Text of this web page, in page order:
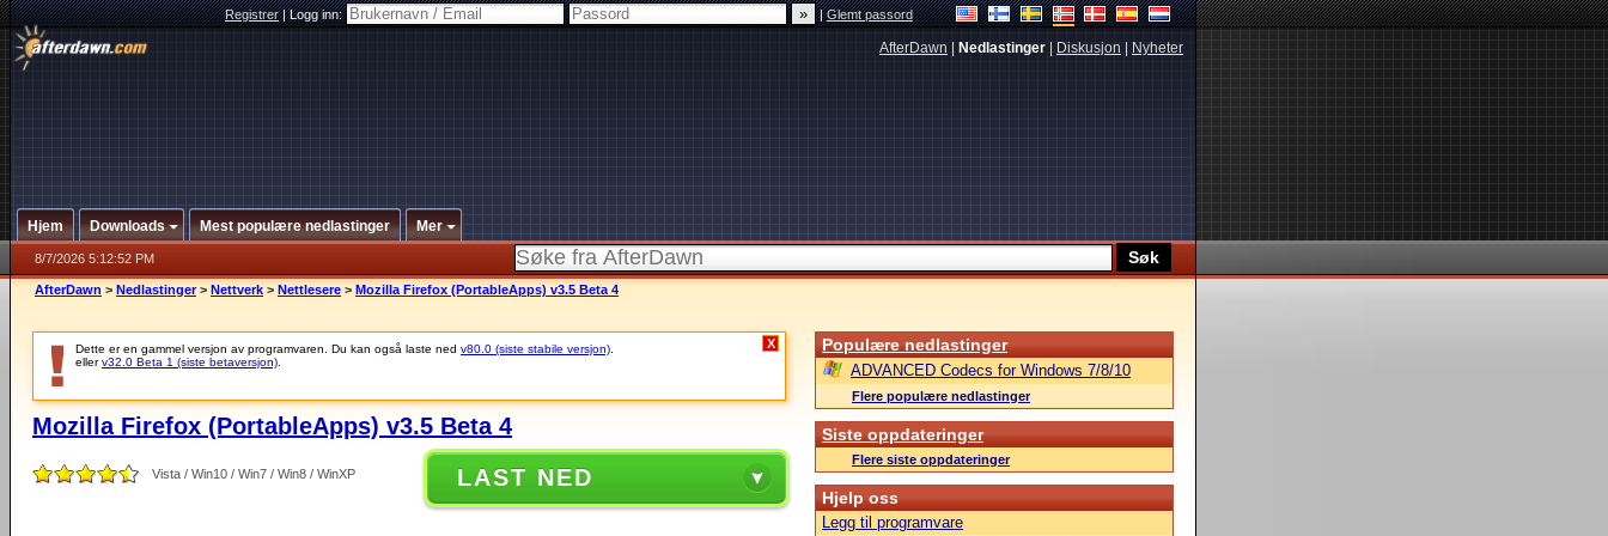
Registrer|Logg inn: |Glemt passord
AfterDawn Nedlastinger Diskusjon Nyheter
Hjem Downloads Mest populære nedlastinger Mer
8/7/2026 5:12:52 PM
AfterDawn > Nedlastinger > Nettverk > Nettlesere > Mozilla Firefox (PortableApps) v3.5 Beta 4
Dette er en gammel versjon av programvaren. Du kan også laste ned v80.0 (siste stabile versjon)
ellerv32.0 Beta 1 (siste betaversjon)
X
Mozilla Firefox (PortableApps) v3.5 Beta 4
Vista / Win10 / Win7 / Win8 / WinXP LAST NED
Populære nedlastinger
ADVANCED Codecs for Windows 7/8/10
Flere populære nedlastinger
Siste oppdateringer
Flere siste oppdateringer
Hjelp oss
Legg til programvare